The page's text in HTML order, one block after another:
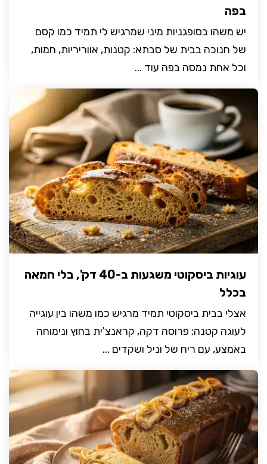
בפה
יש משהו בסופגניות מיני שמרגיש לי תמיד כמו קסם
של חנוכה בבית של סבתא: קטנות, אווריריות, חמות,
וכל אחת נמסה בפה עוד ...
עוגיות ביסקוטי משגעות ב-40 דק', בלי חמאה
בכלל
אצלי בבית ביסקוטי תמיד מרגיש כמו משהו בין עוגייה
לעוגה קטנה: פרוסה דקה, קראנצ'ית בחוץ ונימוחה
באמצע, עם ריח של וניל ושקדים ...